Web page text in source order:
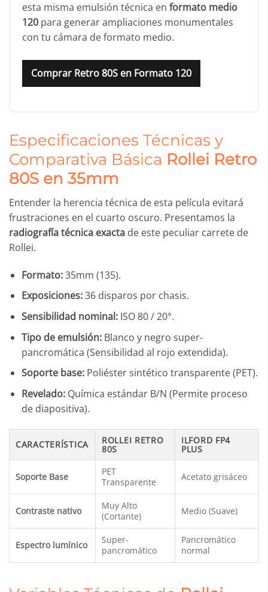
esta misma emulsión técnica en formato medio
120 para generar ampliaciones monumentales
con tu cámara de formato medio.
Comprar Retro 80S en Formato 120
Especificaciones Técnicas y
Comparativa Básica Rollei Retro
80S en 35mm
Entender la herencia técnica de esta película evitará
frustraciones en el cuarto oscuro. Presentamos la
radiografía técnica exacta de este peculiar carrete de
Rollei.
Formato:35mm (135).
Exposiciones:36 disparos por chasis.
Sensibilidad nominal:ISO 80 / 20°.
Tipo de emulsión:Blanco y negro super-
pancromática (Sensibilidad al rojo extendida).
Soporte base:Poliéster sintético transparente (PET).
Revelado:Química estándar B/N (Permite proceso
de diapositiva).
CARACTERÍSTICA ROLLEI RETRO
80S
ILFORD FP4
PLUS
Soporte Base
PET
Transparente
Acetato grisáceo
Contraste nativo
Muy Alto
(Cortante)
Medio (Suave)
Espectro lumínico
Super-
pancromático
Pancromático
normal